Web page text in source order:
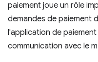
paiement joue un rôle
demandes de paiement
l'application de
communication avec le